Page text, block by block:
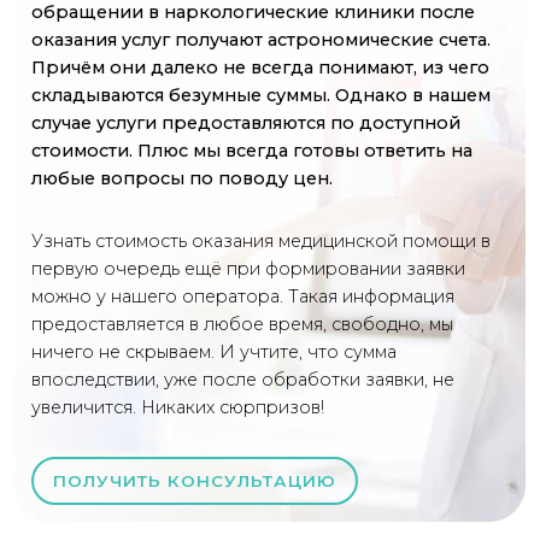
обращении в наркологические клиники после
оказания услуг получают астрономические счета.
Причём они далеко не всегда понимают, из чего
складываются безумные суммы. Однако в нашем
случае услуги предоставляются по доступной
стоимости. Плюс мы всегда готовы ответить на
любые вопросы по поводу цен.
Узнать стоимость оказания медицинской помощи в
первую очередь ещё при формировании заявки
можно у нашего оператора. Такая информация
предоставляется в любое время, свободно, мы
ничего не скрываем. И учтите, что сумма
впоследствии, уже после обработки заявки, не
увеличится. Никаких сюрпризов!
ПОЛУЧИТЬ КОНСУЛЬТАЦИЮ